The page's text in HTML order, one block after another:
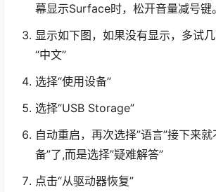
幕显示Surface时，松开音量减号键。
显示如下图，如果没有显示，多试
“中文”
选择“使用设备”
选择“USB Storage”
自动重启，再次选择”语言”接下来
备”了,而是选择”疑难解答”
点击“从驱动器恢复”